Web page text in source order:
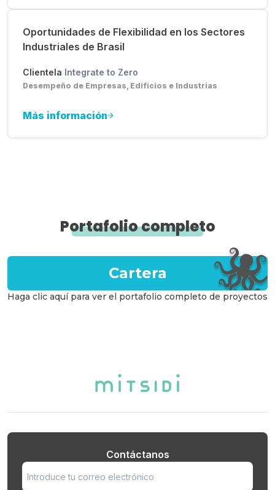
Oportunidades de Flexibilidad en los Sectores
Industriales de Brasil
Clientela Integrate to Zero
Desempeño de Empresas, Edificios e Industrias
Más información
Portafolio completo
Cartera
Haga clic aquí para ver el portafolio completo de proyectos
Contáctanos